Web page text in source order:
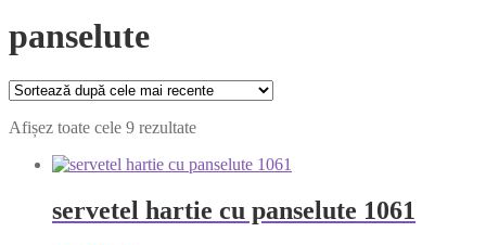
panselute
Afișez toate cele 9 rezultateSortat
cele
recente
servetel hartie cu panselute 1061